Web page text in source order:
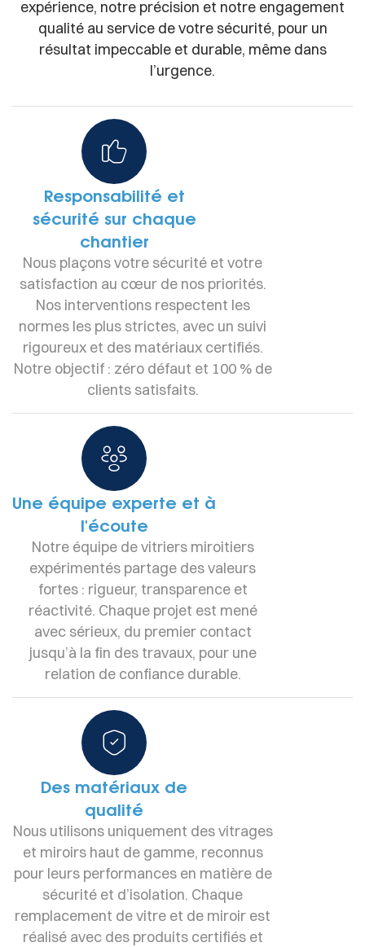
expérience, notre précision et notre engagement
qualité au service de votre sécurité, pour un
résultat impeccable et durable, même dans
l’urgence.
Responsabilité et
sécurité sur chaque
chantier
Nous plaçons votre sécurité et votre
satisfaction au cœur de nos priorités.
Nos interventions respectent les
normes les plus strictes, avec un suivi
rigoureux et des matériaux certifiés.
Notre objectif : zéro défaut et 100 % de
clients satisfaits.
Une équipe experte et à
l'écoute
Notre équipe de vitriers miroitiers
expérimentés partage des valeurs
fortes : rigueur, transparence et
réactivité. Chaque projet est mené
avec sérieux, du premier contact
jusqu’à la fin des travaux, pour une
relation de confiance durable.
Des matériaux de
qualité
Nous utilisons uniquement des vitrages
et miroirs haut de gamme, reconnus
pour leurs performances en matière de
sécurité et d’isolation. Chaque
remplacement de vitre et de miroir est
réalisé avec des produits certifiés et